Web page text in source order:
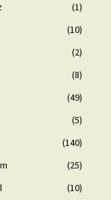
(1)
(10)
(2)
(8)
(49)
(5)
(140)
(25)
(10)